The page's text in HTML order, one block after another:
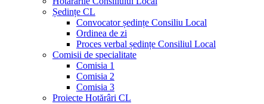
Ședințe CL
Convocator ședințe Consiliu Local
Ordinea de zi
Proces verbal ședințe Consiliul Local
Comisii de specialitate
Comisia 1
Comisia 2
Comisia 3
Proiecte Hotărâri CL